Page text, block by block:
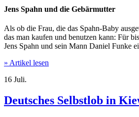
Jens Spahn und die Gebärmutter
Als ob die Frau, die das Spahn-Baby
das man kaufen und benutzen kann: Für
Jens Spahn und sein Mann Daniel Funke
» Artikel lesen
16 Juli.
Deutsches Selbstlob in